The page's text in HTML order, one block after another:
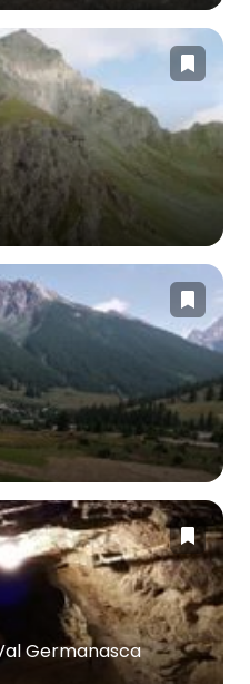
Germanasca